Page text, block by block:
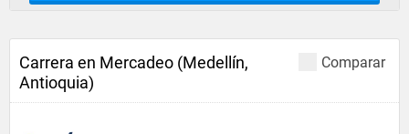
Comparar
Carrera en Mercadeo (Medellín,
Antioquia)